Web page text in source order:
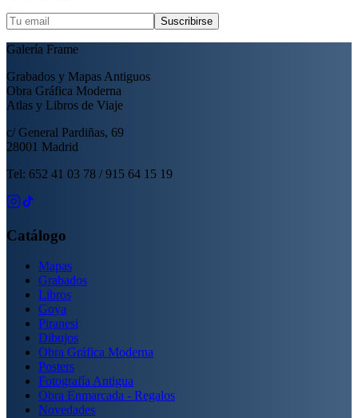
Suscribirse
Galería Frame
Grabados y Mapas Antiguos
Obra Gráfica Moderna
Atlas y Libros de Viaje
c/ General Pardiñas, 69
28001 Madrid
Tel: 652 41 03 78 / 915 64 15 19
Catálogo
Mapas
Grabados
Libros
Goya
Piranesi
Dibujos
Obra Gráfica Moderna
Posters
Fotografía Antigua
Obra Enmarcada - Regalos
Novedades